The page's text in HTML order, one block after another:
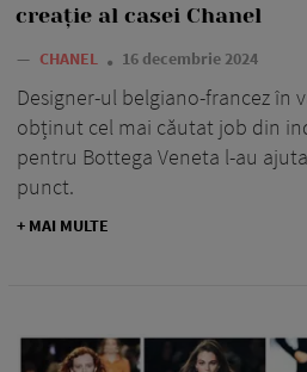
creație al casei Chanel
— CHANEL 16 decembrie 2024
Designer-ul belgiano-francez în
obținut cel mai căutat job din
pentru Bottega Veneta l-au
punct.
+ MAI MULTE